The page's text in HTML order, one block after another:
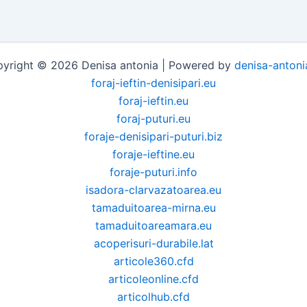
© 2026 Denisa antonia | Powered by denisa-
foraj-ieftin-denisipari.eu
foraj-ieftin.eu
foraj-puturi.eu
foraje-denisipari-puturi.biz
foraje-ieftine.eu
foraje-puturi.info
isadora-clarvazatoarea.eu
tamaduitoarea-mirna.eu
tamaduitoareamara.eu
acoperisuri-durabile.lat
articole360.cfd
articoleonline.cfd
articolhub.cfd